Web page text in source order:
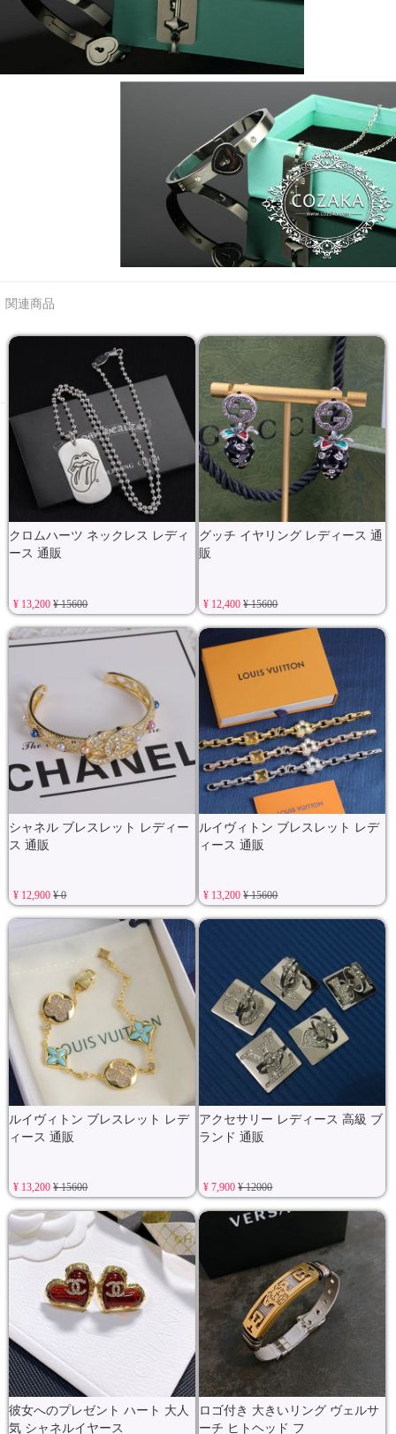
関連商品
クロムハーツ ネックレス レディ
ース 通販
¥ 13,200¥ 15600
グッチ イヤリング レディース 通
販
¥ 12,400¥ 15600
シャネル ブレスレット レディー
ス 通販
¥ 12,900¥ 0
ルイヴィトン ブレスレット レデ
ィース 通販
¥ 13,200¥ 15600
ルイヴィトン ブレスレット レデ
ィース 通販
¥ 13,200¥ 15600
アクセサリー レディース 高級 ブ
ランド 通販
¥ 7,900¥ 12000
彼女へのプレゼント ハート 大人
気 シャネルイヤース
ロゴ付き 大きいリング ヴェルサ
ーチ ヒトヘッド フ